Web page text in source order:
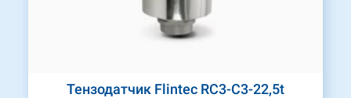
Тензодатчик Flintec RC3-C3-22,5t